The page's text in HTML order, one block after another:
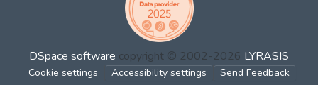
DSpace software copyright © 2002-2026 LYRASIS
Cookie settings Accessibility settings Send Feedback